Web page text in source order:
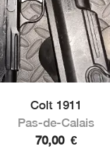
Colt 1911
Pas-de-Calais
70,00 €